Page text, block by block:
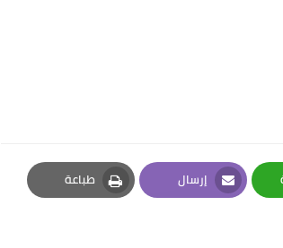
إرسال
Email
طباعة
Print